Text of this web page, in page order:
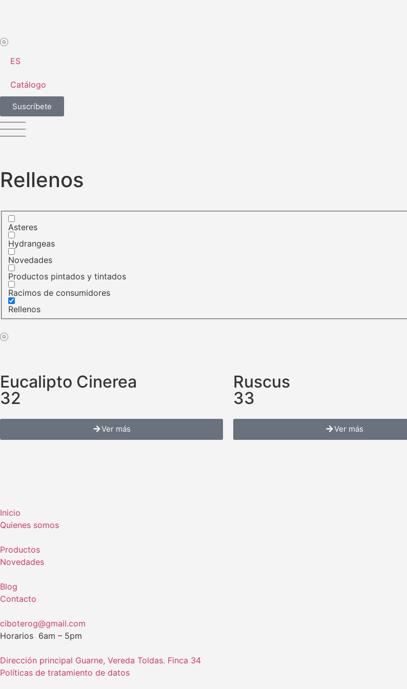
ES
Catálogo
Suscríbete
Rellenos
Asteres
Hydrangeas
Novedades
Productos pintados y tintados
Racimos de consumidores
Rellenos
Eucalipto Cinerea
32
Ver más
Ruscus
33
Ver más
Inicio
Quienes somos
Productos
Novedades
Blog
Contacto
ciboterog@gmail.com
Horarios 6am – 5pm
Dirección principal Guarne, Vereda Toldas. Finca 34
Políticas de tratamiento de datos